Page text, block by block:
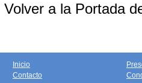
Volver a la Portada
Inicio
Contacto